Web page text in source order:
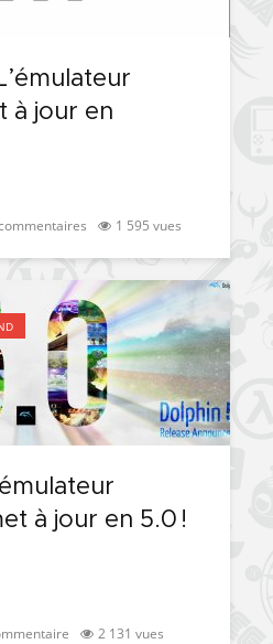
à jour en
1 595 vues
à jour en 5.0 !
2 131 vues
CBPS
une